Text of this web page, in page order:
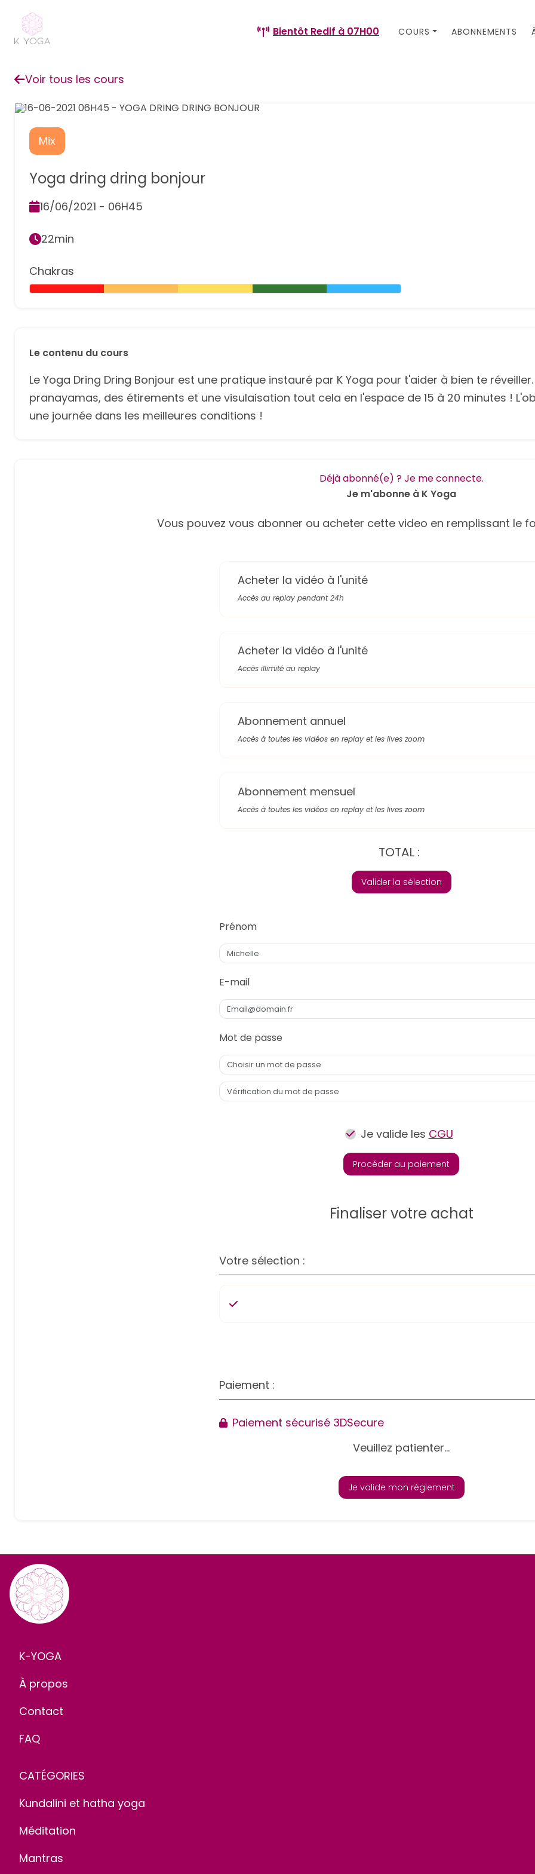
Bientôt Redif à 07H00 COURS ABONNEMENTS
Voir tous les cours
Mix
Chakras
Yoga dring dring bonjour
16/06/2021 - 06H45
22min
Le contenu du cours
Le Yoga Dring Dring Bonjour est une pratique instauré par K Yoga pour t'aider à bien te
pranayamas, des étirements et une visulaisation tout cela en l'espace de 15 à 20 minutes !
une journée dans les meilleures conditions !
Déjà abonné(e) ? Je me connecte.
Je m'abonne à K Yoga
Vous pouvez vous abonner ou acheter cette video en remplissant le
Acheter la vidéo à l'unité
Accès au replay pendant 24h
Acheter la vidéo à l'unité
Accès illimité au replay
Abonnement annuel
Accès à toutes les vidéos en replay et les lives zoom
Abonnement mensuel
Accès à toutes les vidéos en replay et les lives zoom
TOTAL :
Valider la sélection
Prénom
E-mail
Mot de passe
Je valide les CGU
Procéder au paiement
Finaliser votre achat
Votre sélection :
Paiement :
Paiement sécurisé 3DSecure
Veuillez patienter...
Je valide mon règlement
K-YOGA
À propos
Contact
FAQ
CATÉGORIES
Kundalini et hatha yoga
Méditation
Mantras